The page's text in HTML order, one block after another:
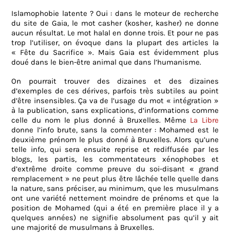
Islamophobie latente ? Oui : dans le moteur de recherche
du site de Gaia, le mot casher (kosher, kasher) ne donne
aucun résultat. Le mot halal en donne trois. Et pour ne pas
trop l’utiliser, on évoque dans la plupart des articles la
« Fête du Sacrifice ». Mais Gaia est évidemment plus
doué dans le bien-être animal que dans l’humanisme.
On pourrait trouver des dizaines et des dizaines
d’exemples de ces dérives, parfois très subtiles au point
d’être insensibles. Ça va de l’usage du mot « intégration »
à la publication, sans explications, d’informations comme
celle du nom le plus donné à Bruxelles. Même La Libre
donne l’info brute, sans la commenter : Mohamed est le
deuxième prénom le plus donné à Bruxelles. Alors qu’une
telle info, qui sera ensuite reprise et rediffusée par les
blogs, les partis, les commentateurs xénophobes et
d’extrême droite comme preuve du soi-disant « grand
remplacement » ne peut plus être lâchée telle quelle dans
la nature, sans préciser, au minimum, que les musulmans
ont une variété nettement moindre de prénoms et que la
position de Mohamed (qui a été en première place il y a
quelques années) ne signifie absolument pas qu’il y ait
une majorité de musulmans à Bruxelles.